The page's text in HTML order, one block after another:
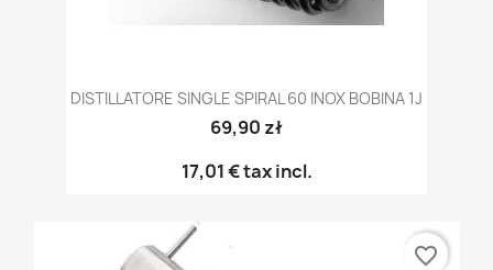
DISTILLATORE SINGLE SPIRAL 60 INOX BOBINA 1J
69,90 zł
17,01 €tax incl.
favorite_border